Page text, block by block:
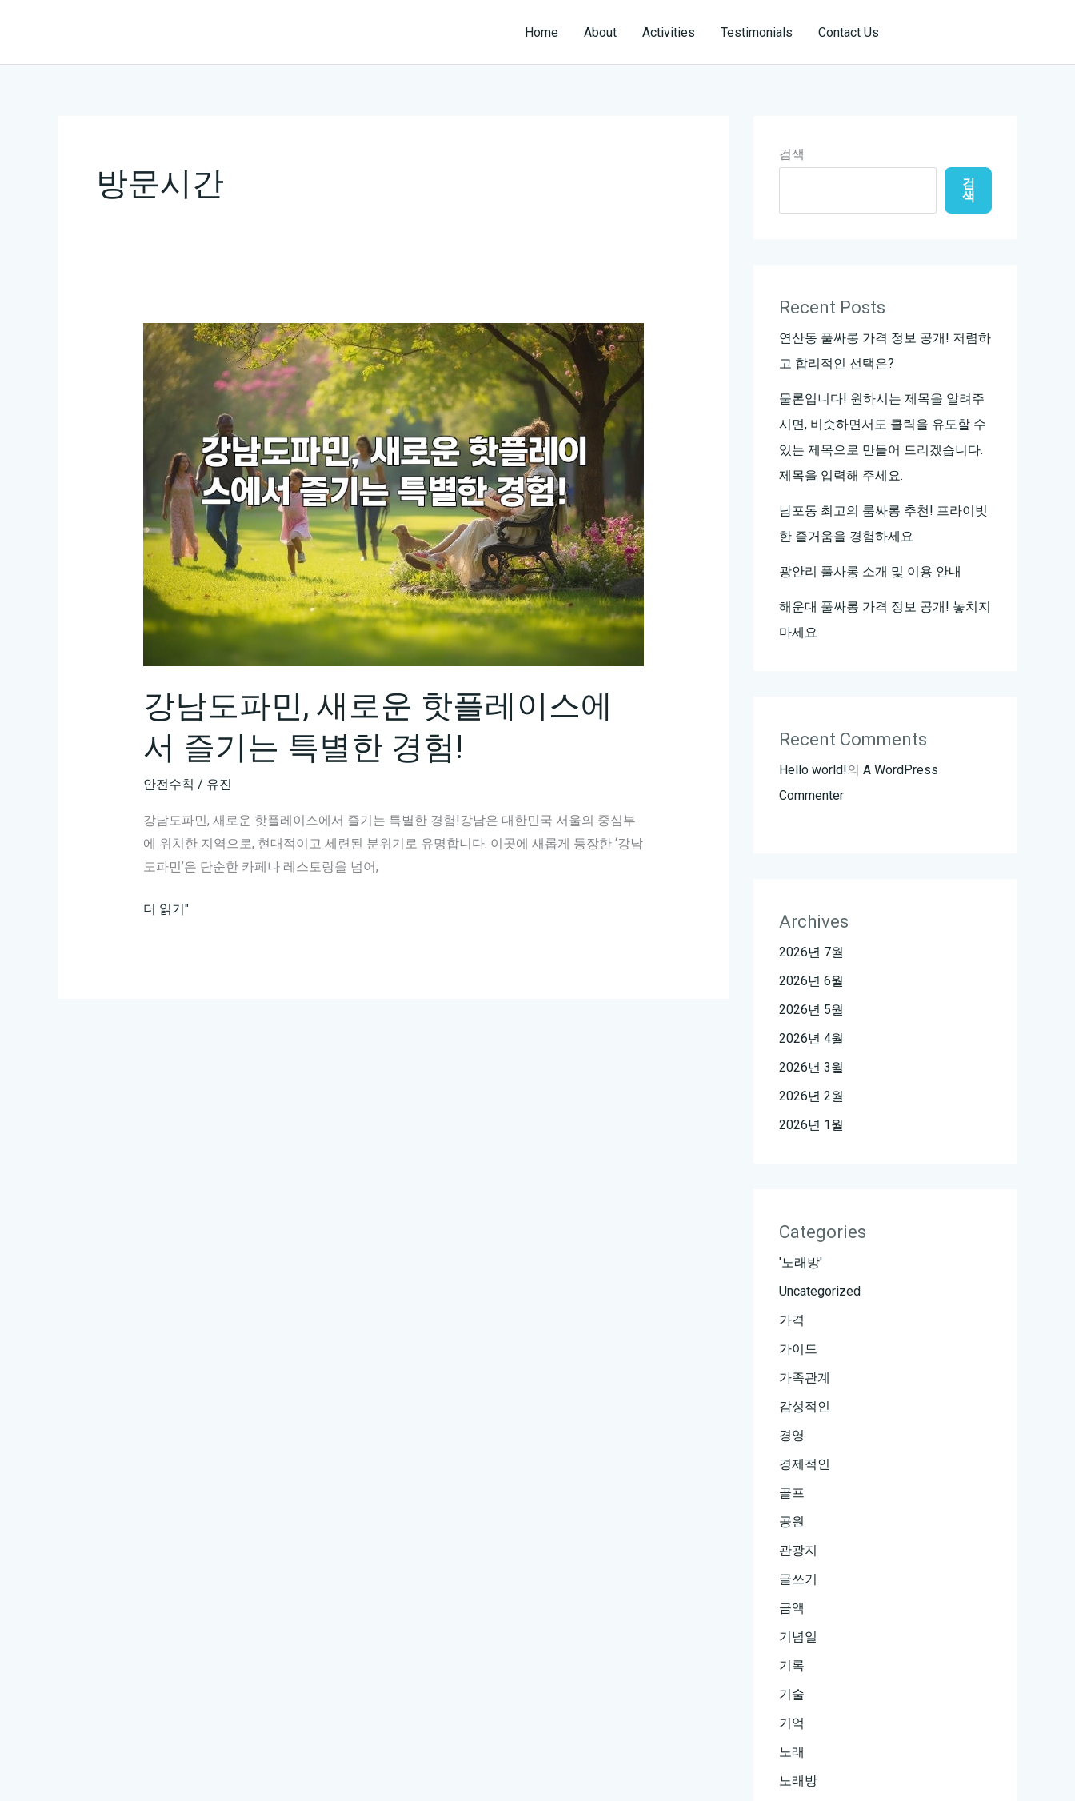
Home About Activities Testimonials Contact Us
방문시간
강남도파민, 새로운 핫플레이스에
서 즐기는 특별한 경험!
안전수칙 / 유진
강남도파민, 새로운 핫플레이스에서 즐기는 특별한 경험!강남은 대한민국 서울의 중심부
에 위치한 지역으로, 현대적이고 세련된 분위기로 유명합니다. 이곳에 새롭게 등장한 ‘강남
도파민’은 단순한 카페나 레스토랑을 넘어,
강
더 읽기"
검색
검
색
Recent Posts
연산동 풀싸롱 가격 정보 공개! 저렴하
고 합리적인 선택은?
물론입니다! 원하시는 제목을 알려주
시면, 비슷하면서도 클릭을 유도할 수
있는 제목으로 만들어 드리겠습니다.
제목을 입력해 주세요.
남포동 최고의 룸싸롱 추천! 프라이빗
한 즐거움을 경험하세요
광안리 풀사롱 소개 및 이용 안내
해운대 풀싸롱 가격 정보 공개! 놓치지
마세요
Recent Comments
Hello world!의 A WordPress
Commenter
Archives
2026년 7월
2026년 6월
2026년 5월
2026년 4월
2026년 3월
2026년 2월
2026년 1월
Categories
'노래방'
Uncategorized
가격
가이드
가족관계
감성적인
경영
경제적인
골프
공원
관광지
글쓰기
금액
기념일
기록
기술
기억
노래
노래방